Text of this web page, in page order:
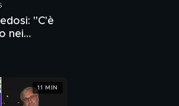
Onorato: le ultime
notizie
Liliana Resinovich: il
"C'è
nei
polizia"
11 MIN